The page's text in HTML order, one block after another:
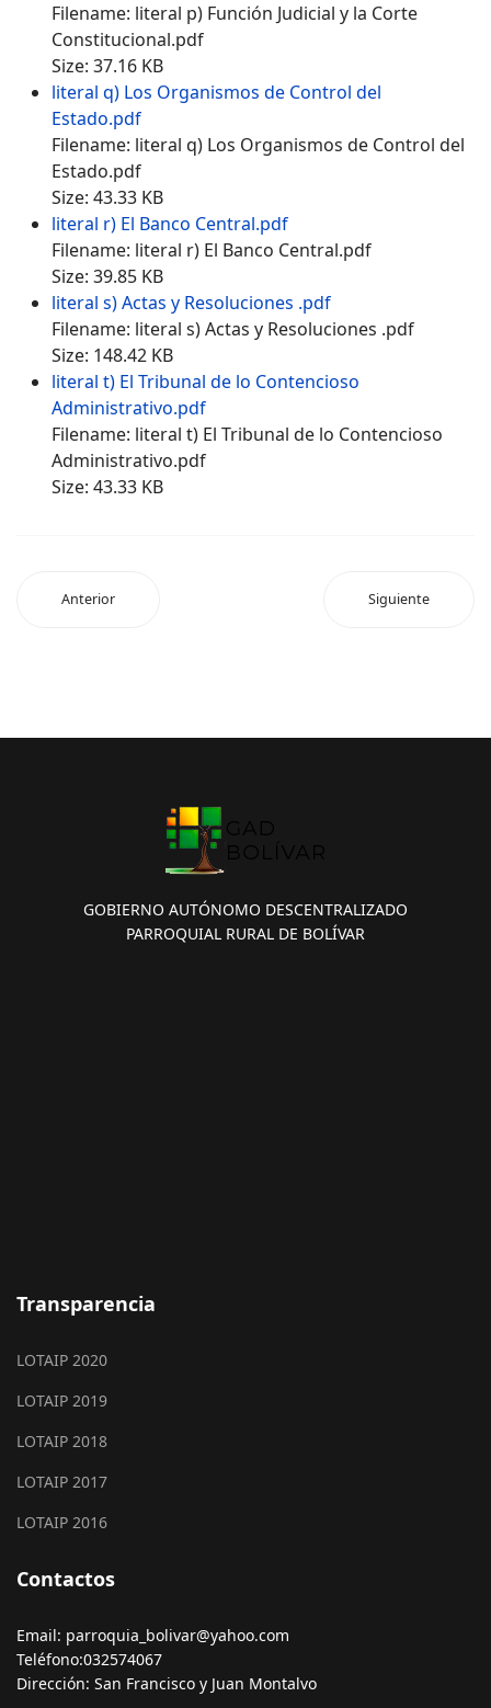
Filename: literal p) Función Judicial y la Corte
Constitucional.pdf
Size: 37.16 KB
literal q) Los Organismos de Control del
Estado.pdf
Filename: literal q) Los Organismos de Control del
Estado.pdf
Size: 43.33 KB
literal r) El Banco Central.pdf
Filename: literal r) El Banco Central.pdf
Size: 39.85 KB
literal s) Actas y Resoluciones .pdf
Filename: literal s) Actas y Resoluciones .pdf
Size: 148.42 KB
literal t) El Tribunal de lo Contencioso
Administrativo.pdf
Filename: literal t) El Tribunal de lo Contencioso
Administrativo.pdf
Size: 43.33 KB
Anterior Siguiente
GOBIERNO AUTÓNOMO DESCENTRALIZADO
PARROQUIAL RURAL DE BOLÍVAR
Transparencia
LOTAIP 2020
LOTAIP 2019
LOTAIP 2018
LOTAIP 2017
LOTAIP 2016
Contactos
Email: parroquia_bolivar@yahoo.com
Teléfono:032574067
Dirección: San Francisco y Juan Montalvo